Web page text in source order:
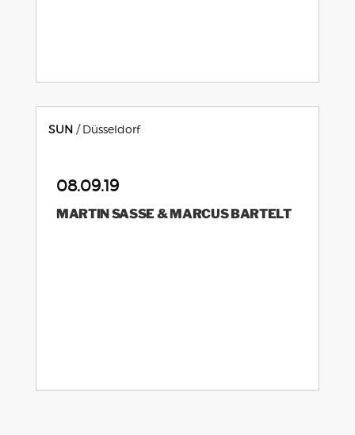
SUN Düsseldorf
08.09.19
MARTIN SASSE & MARCUS BARTELT